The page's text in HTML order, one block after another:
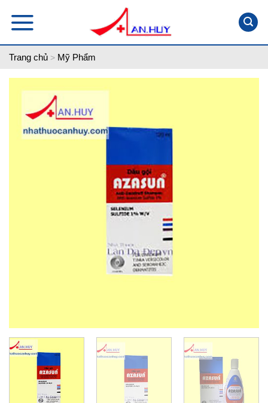
Trang chủ > Mỹ Phẩm